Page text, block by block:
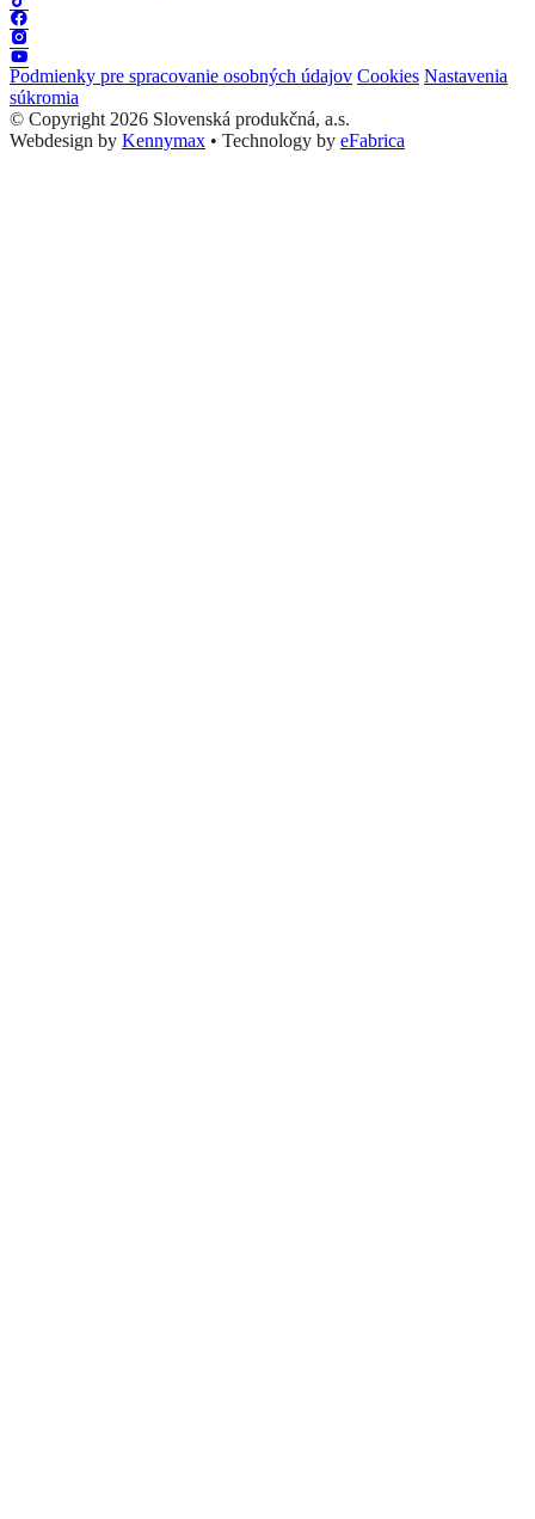
Podmienky pre spracovanie osobných údajov Cookies Nastavenia
súkromia
© Copyright 2026 Slovenská produkčná, a.s.
Webdesign by Kennymax • Technology by eFabrica